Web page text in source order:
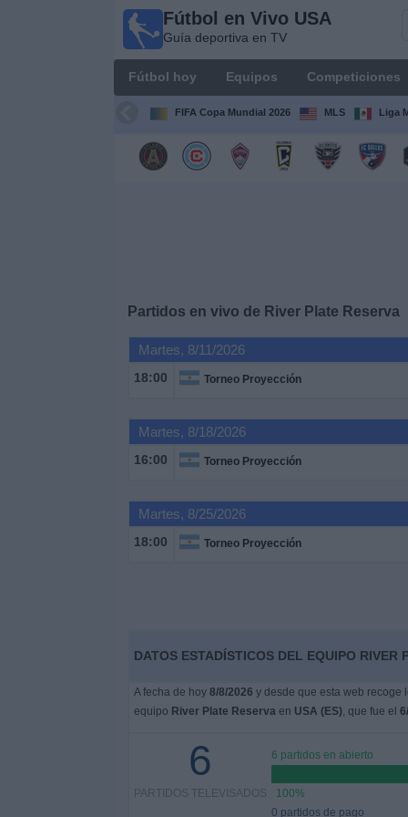
Fútbol en Vivo USA
Guía deportiva en TV
Fútbol hoy Equipos Competiciones
FIFA Copa Mundial 2026 MLS Liga
Partidos en vivo de River Plate Reserva
Martes, 8/11/2026
18:00 Torneo Proyección
Martes, 8/18/2026
16:00 Torneo Proyección
Martes, 8/25/2026
18:00 Torneo Proyección
DATOS ESTADÍSTICOS DEL EQUIPO RIVER
A fecha de hoy 8/8/2026 y desde que esta web recoge
equipo River Plate Reservaen USA (ES), que fue el
6
PARTIDOS TELEVISADOS
6 partidos en abierto
100%
0 partidos de pago